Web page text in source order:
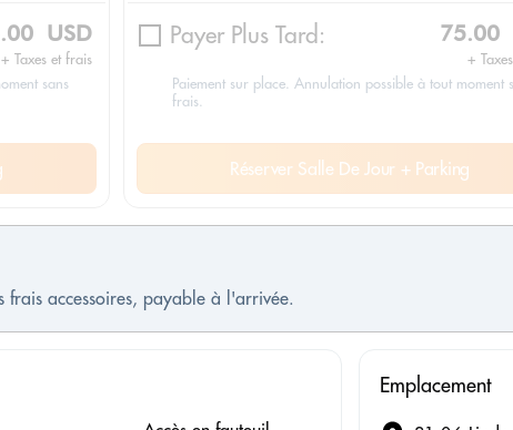
USD
+ Taxes et frais
sans
Payer Plus Tard: 75.00
+
Paiement sur place. Annulation possible à tout moment
frais.
Réserver Salle De Jour + Parking
accessoires, payable à l'arrivée.
Emplacement